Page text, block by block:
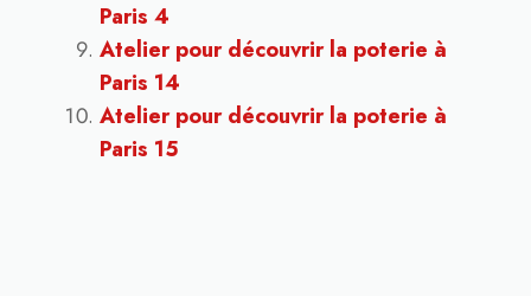
Paris 4
Atelier pour découvrir la poterie à
Paris 14
Atelier pour découvrir la poterie à
Paris 15